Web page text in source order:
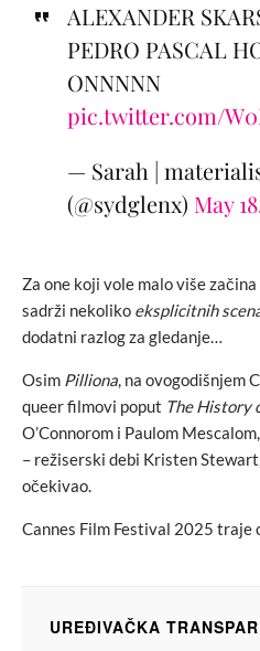
ALEXANDER
PEDRO PASCAL
ONNNNN
pic.twitter.com/
— Sarah |
(@sydglenx) May
Za one koji vole malo više začina
sadrži nekoliko eksplicitnih
dodatni razlog za gledanje…
Osim Pilliona, na ovogodišnjem
queer filmovi poput The History
O’Connorom i Paulom
– režiserski debi Kristen
očekivao.
Cannes Film Festival 2025 traje
UREĐIVAČKA